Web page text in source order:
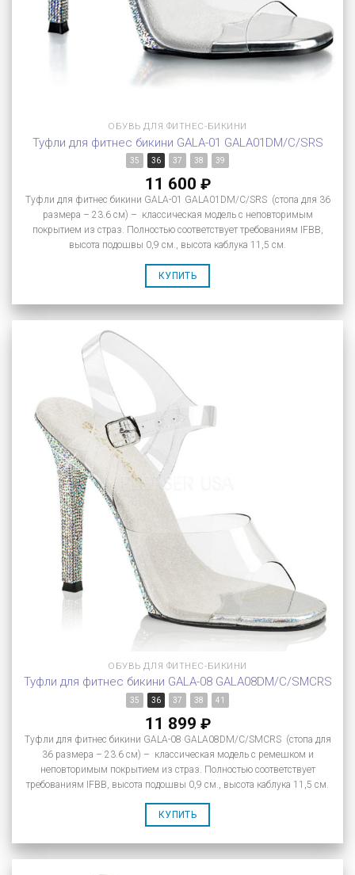
ОБУВЬ ДЛЯ ФИТНЕС-БИКИНИ
Туфли для фитнес бикини GALA-01 GALA01DM/C/SRS
35 36 37 38 39
11 600 ₽
Туфли для фитнес бикини GALA-01 GALA01DM/C/SRS (стопа для 36
размера – 23.6 см) – классическая модель с неповторимым
покрытием из страз. Полностью соответствует требованиям IFBB,
высота подошвы 0,9 см., высота каблука 11,5 см.
КУПИТЬ
ОБУВЬ ДЛЯ ФИТНЕС-БИКИНИ
Туфли для фитнес бикини GALA-08 GALA08DM/C/SMCRS
35 36 37 38 41
11 899 ₽
Туфли для фитнес бикини GALA-08 GALA08DM/C/SMCRS (стопа для
36 размера – 23.6 см) – классическая модель с ремешком и
неповторимым покрытием из страз. Полностью соответствует
требованиям IFBB, высота подошвы 0,9 см., высота каблука 11,5 см.
КУПИТЬ